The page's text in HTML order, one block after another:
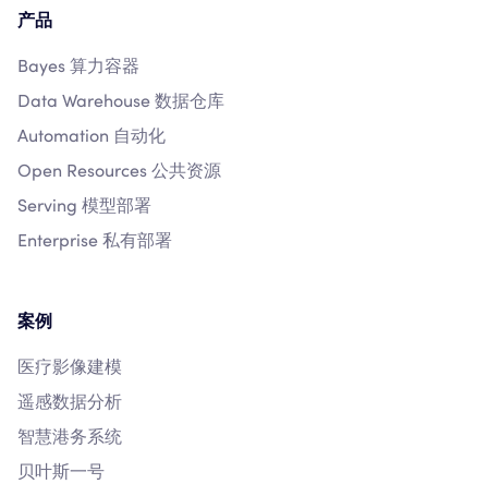
产品
Bayes 算力容器
Data Warehouse 数据仓库
Automation 自动化
Open Resources 公共资源
Serving 模型部署
Enterprise 私有部署
案例
医疗影像建模
遥感数据分析
智慧港务系统
贝叶斯一号